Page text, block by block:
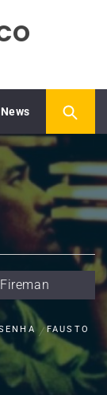
FAUSTO